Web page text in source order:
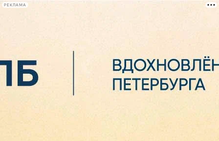
РЕКЛАМА
Сегодня: